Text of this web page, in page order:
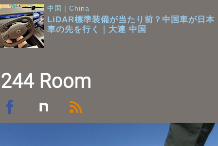
中国｜China
LiDAR標準装備が当たり前？中国車が日本
車の先を行く｜大連 中国